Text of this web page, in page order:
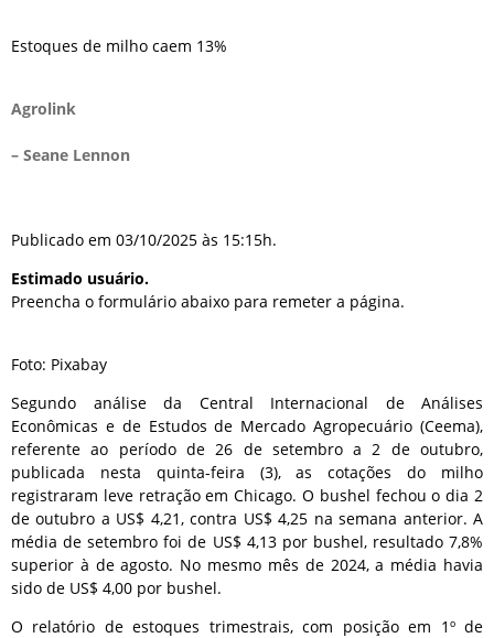
Estoques de milho caem 13%
Agrolink
– Seane Lennon
Publicado em 03/10/2025 às 15:15h.
Estimado usuário.
Preencha o formulário abaixo para remeter a página.
Foto: Pixabay
Segundo análise da Central Internacional de Análises
Econômicas e de Estudos de Mercado Agropecuário (Ceema),
referente ao período de 26 de setembro a 2 de outubro,
publicada nesta quinta-feira (3), as cotações do milho
registraram leve retração em Chicago. O bushel fechou o dia 2
de outubro a US$ 4,21, contra US$ 4,25 na semana anterior. A
média de setembro foi de US$ 4,13 por bushel, resultado 7,8%
superior à de agosto. No mesmo mês de 2024, a média havia
sido de US$ 4,00 por bushel.
O relatório de estoques trimestrais, com posição em 1º de